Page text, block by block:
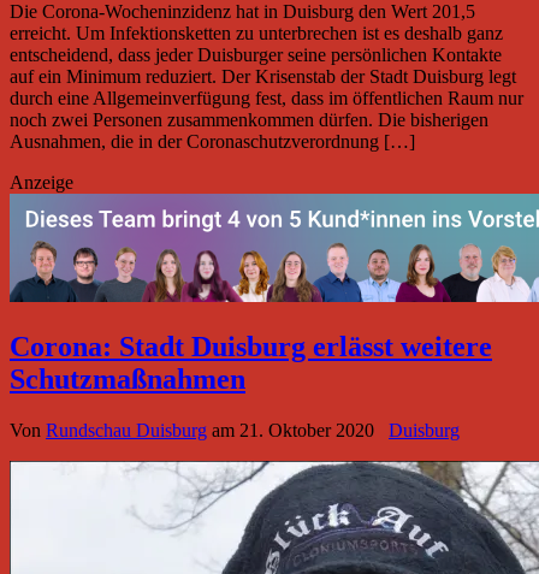
Die Corona-Wocheninzidenz hat in Duisburg den Wert 201,5
erreicht. Um Infektionsketten zu unterbrechen ist es deshalb ganz
entscheidend, dass jeder Duisburger seine persönlichen Kontakte
auf ein Minimum reduziert. Der Krisenstab der Stadt Duisburg legt
durch eine Allgemeinverfügung fest, dass im öffentlichen Raum nur
noch zwei Personen zusammenkommen dürfen. Die bisherigen
Ausnahmen, die in der Coronaschutzverordnung […]
Anzeige
Corona: Stadt Duisburg erlässt weitere
Schutzmaßnahmen
Von Rundschau Duisburg am 21. Oktober 2020 Duisburg